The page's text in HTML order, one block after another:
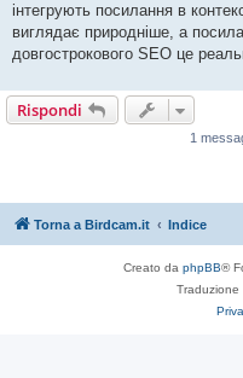
інтегрують посилання в
виглядає природніше, а
довгострокового SEO це
Rispondi
1
Torna a Birdcam.it Indice
Creato da phpBB®
Traduzione